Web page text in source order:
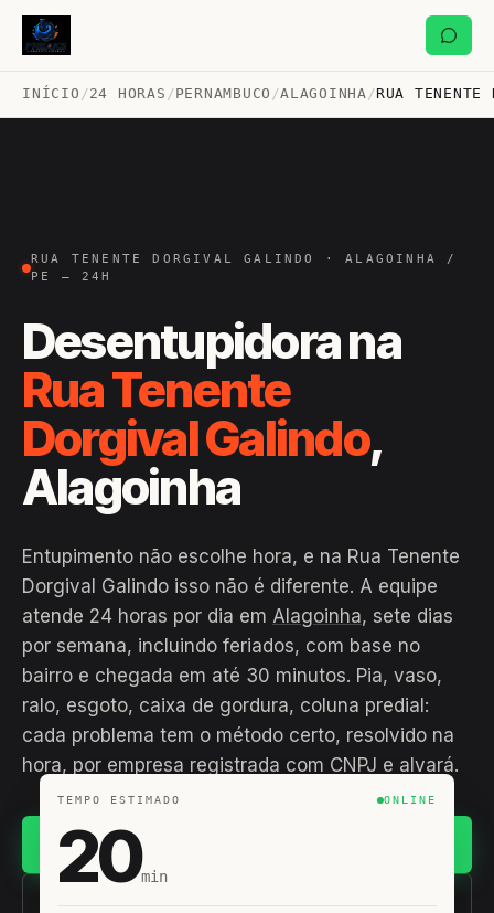
INÍCIO /24 HORAS /PERNAMBUCO /ALAGOINHA /RUA TENENTE
RUA TENENTE DORGIVAL GALINDO · ALAGOINHA /
PE — 24H
Desentupidora na
Rua Tenente
Dorgival Galindo,
Alagoinha
Entupimento não escolhe hora, e na Rua Tenente
Dorgival Galindo isso não é diferente. A equipe
atende 24 horas por dia em Alagoinha, sete dias
por semana, incluindo feriados, com base no
bairro e chegada em até 30 minutos. Pia, vaso,
ralo, esgoto, caixa de gordura, coluna predial:
cada problema tem o método certo, resolvido na
hora, por empresa registrada com CNPJ e alvará.
(11) 93407-8838
TEMPO ESTIMADO ONLINE
20min